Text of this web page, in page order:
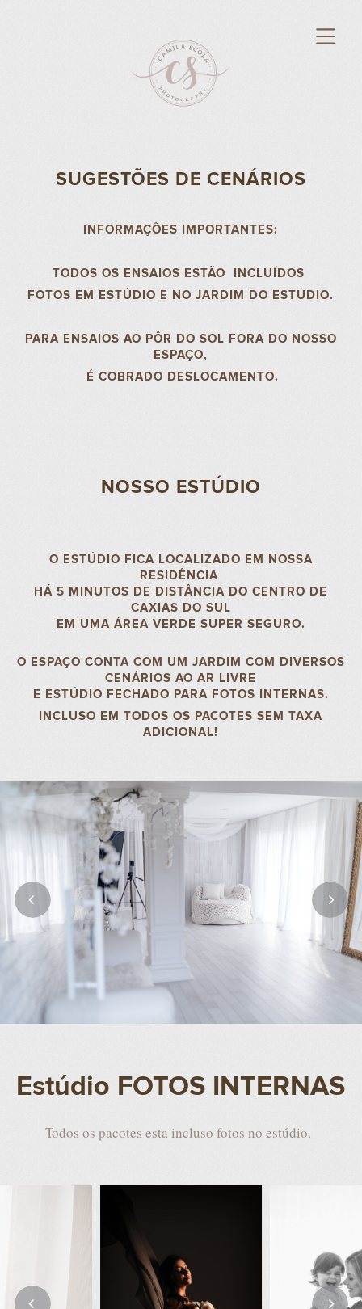
SUGESTÕES DE CENÁRIOS
INFORMAÇÕES IMPORTANTES:
TODOS OS ENSAIOS ESTÃO INCLUÍDOS
FOTOS EM ESTÚDIO E NO JARDIM DO ESTÚDIO.
PARA ENSAIOS AO PÔR DO SOL FORA DO NOSSO
ESPAÇO,
É COBRADO DESLOCAMENTO.
NOSSO ESTÚDIO
O ESTÚDIO FICA LOCALIZADO EM NOSSA
RESIDÊNCIA
HÁ 5 MINUTOS DE DISTÂNCIA DO CENTRO DE
CAXIAS DO SUL
EM UMA ÁREA VERDE SUPER SEGURO.
O ESPAÇO CONTA COM UM JARDIM COM DIVERSOS
CENÁRIOS AO AR LIVRE
E ESTÚDIO FECHADO PARA FOTOS INTERNAS.
INCLUSO EM TODOS OS PACOTES SEM TAXA
ADICIONAL!
Estúdio FOTOS INTERNAS
Todos os pacotes esta incluso fotos no estúdio.